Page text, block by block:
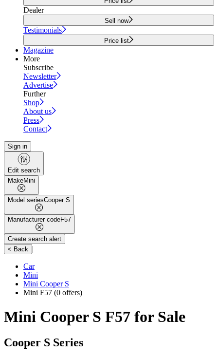
Dealer
Sell now
Testimonials
Price list
Magazine
More
Subscribe
Newsletter
Advertise
Further
Shop
About us
Press
Contact
Sign in
Edit search
MakeMini
Model seriesCooper S
Manufacturer codeF57
Create search alert
< Back |
Car
Mini
Mini Cooper S
Mini F57 (0 offers)
Mini Cooper S F57 for Sale
Cooper S Series